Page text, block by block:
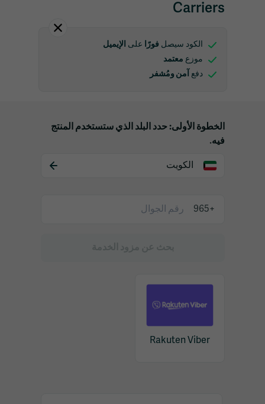
Carriers
الكود سيصل فورًا على الإيميل
موزع معتمد
دفع آمن ومُشفر
الخطوة الأولى: حدد البلد الذي ستستخدم المنتج
فيه.
الكويت
+965
Rakuten Viber